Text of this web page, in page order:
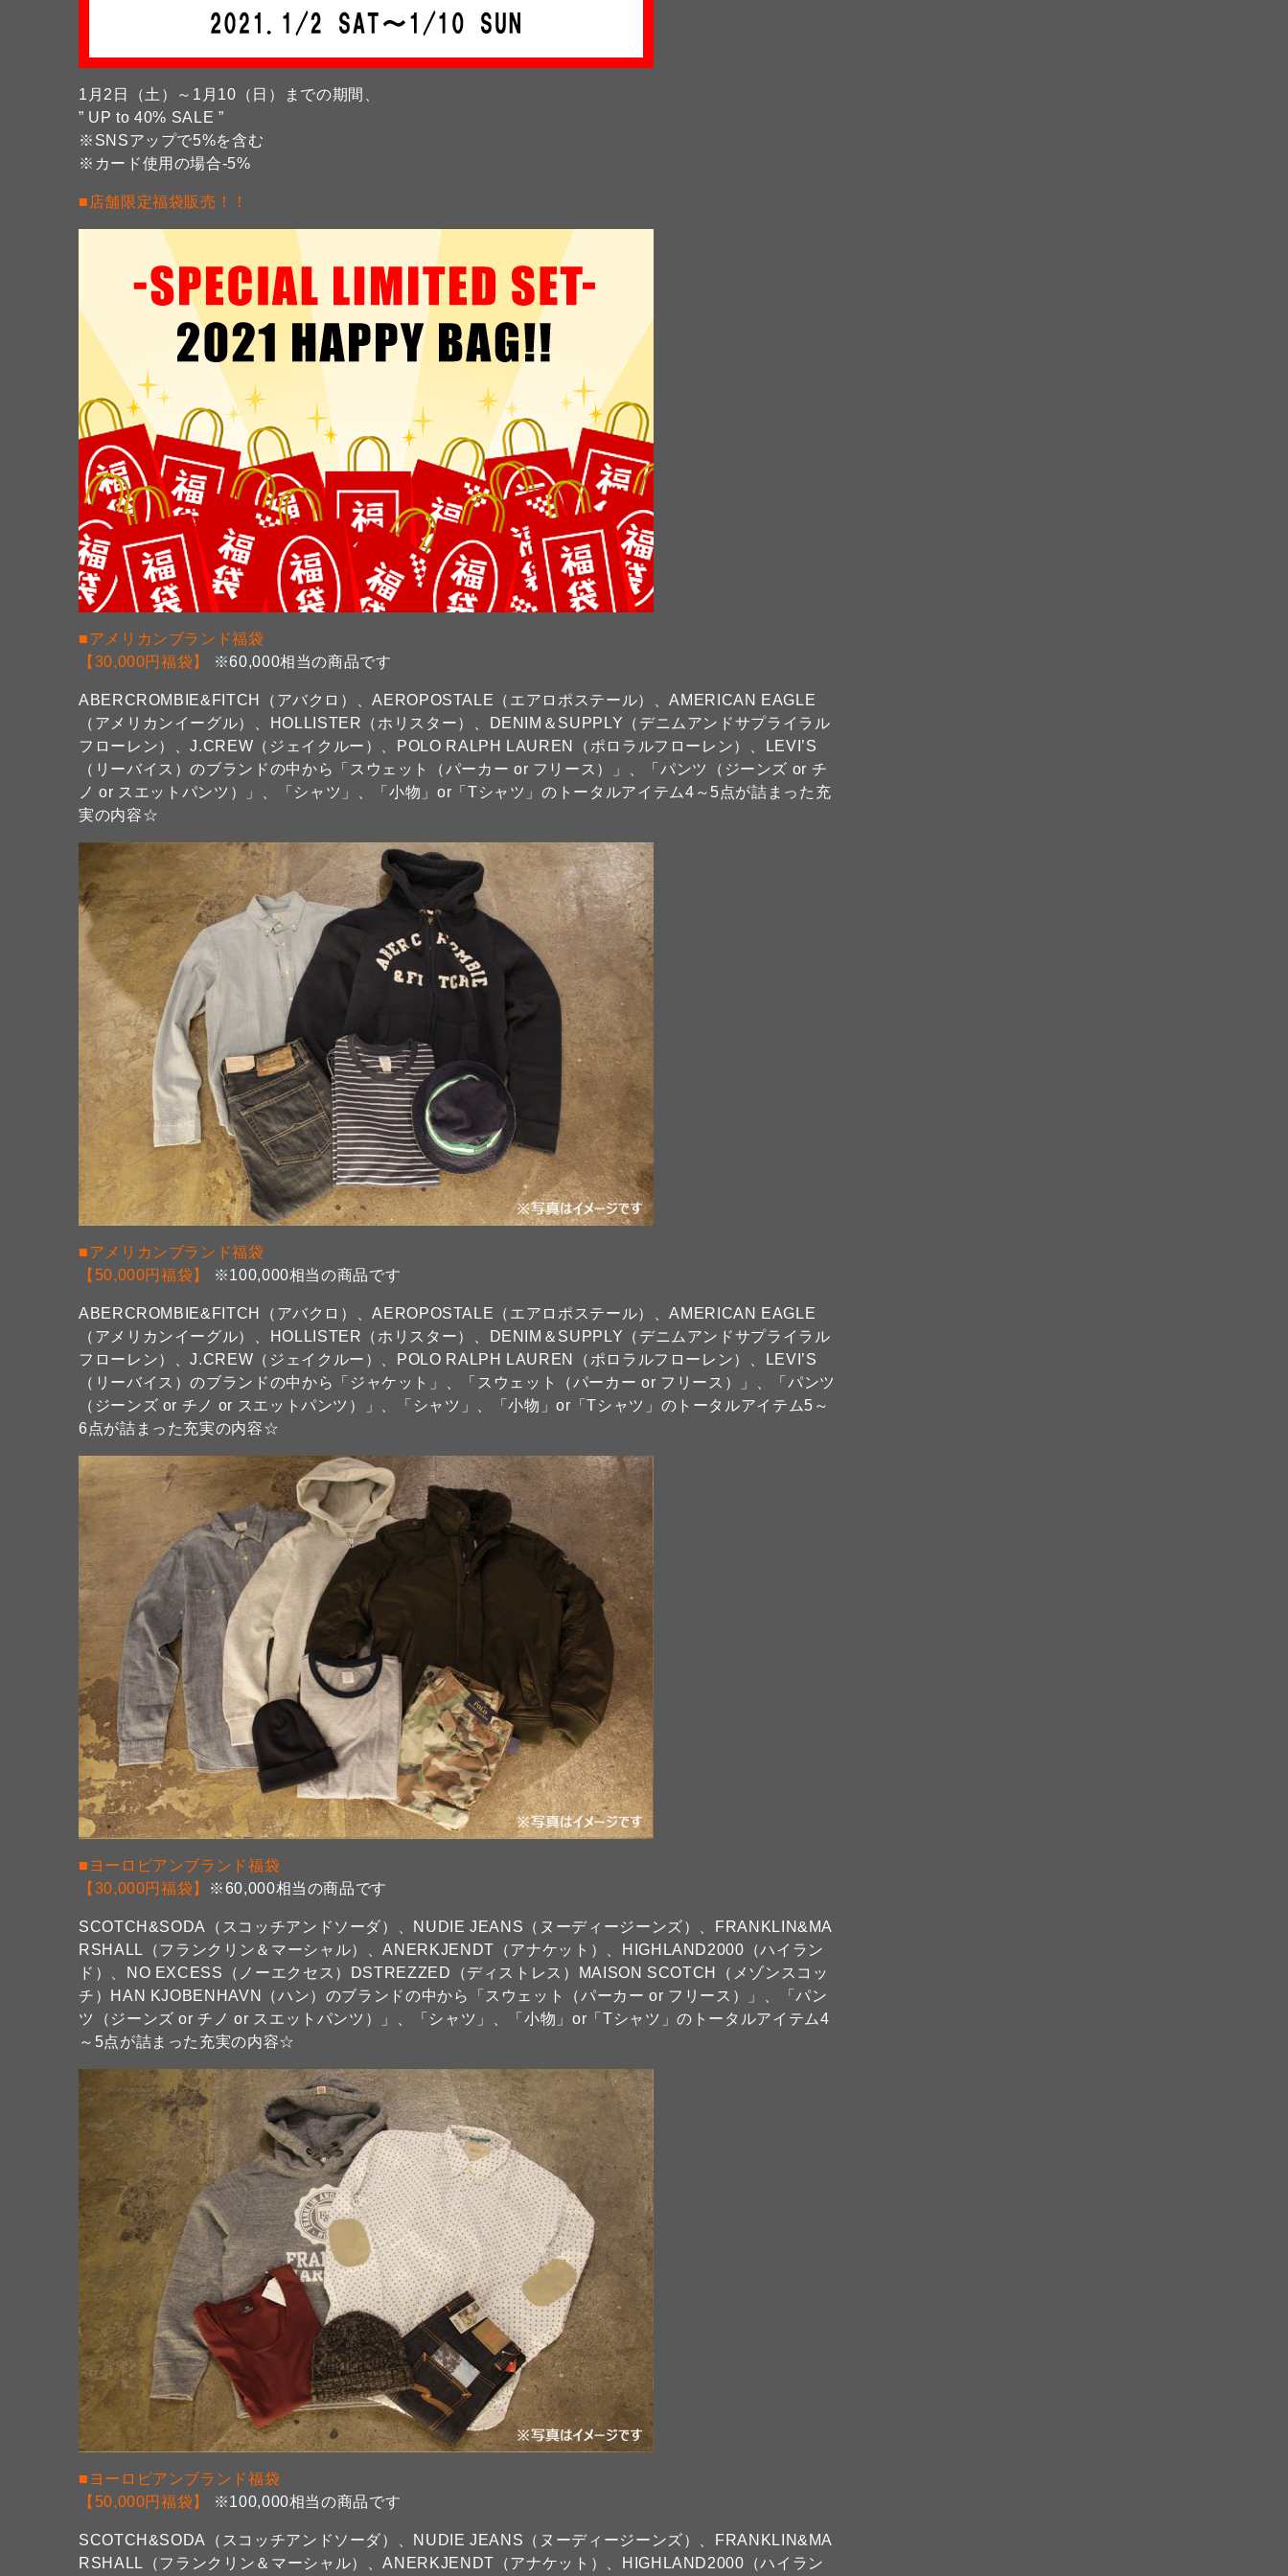
1月2日（土）～1月10（日）までの期間、
” UP to 40% SALE ”
※SNSアップで5%を含む
※カード使用の場合-5%
■店舗限定福袋販売！！
■アメリカンブランド福袋
【30,000円福袋】
※60,000相当の商品です
ABERCROMBIE&FITCH（アバクロ）、AEROPOSTALE（エアロポステール）、AMERICAN EAGLE
（アメリカンイーグル）、HOLLISTER（ホリスター）、DENIM＆SUPPLY（デニムアンドサプライラル
フローレン）、J.CREW（ジェイクルー）、POLO RALPH LAUREN（ポロラルフローレン）、LEVI’S
（リーバイス）のブランドの中から「スウェット（パーカー or フリース）」、「パンツ（ジーンズ or チ
ノ or スエットパンツ）」、「シャツ」、「小物」or「Tシャツ」のトータルアイテム4～5点が詰まった充
実の内容☆
■アメリカンブランド福袋
【50,000円福袋】
※100,000相当の商品です
ABERCROMBIE&FITCH（アバクロ）、AEROPOSTALE（エアロポステール）、AMERICAN EAGLE
（アメリカンイーグル）、HOLLISTER（ホリスター）、DENIM＆SUPPLY（デニムアンドサプライラル
フローレン）、J.CREW（ジェイクルー）、POLO RALPH LAUREN（ポロラルフローレン）、LEVI’S
（リーバイス）のブランドの中から「ジャケット」、「スウェット（パーカー or フリース）」、「パンツ
（ジーンズ or チノ or スエットパンツ）」、「シャツ」、「小物」or「Tシャツ」のトータルアイテム5～
6点が詰まった充実の内容☆
■ヨーロピアンブランド福袋
【30,000円福袋】
※60,000相当の商品です
SCOTCH&SODA（スコッチアンドソーダ）、NUDIE JEANS（ヌーディージーンズ）、FRANKLIN&MA
RSHALL（フランクリン＆マーシャル）、ANERKJENDT（アナケット）、HIGHLAND2000（ハイラン
ド）、NO EXCESS（ノーエクセス）DSTREZZED（ディストレス）MAISON SCOTCH（メゾンスコッ
チ）HAN KJOBENHAVN（ハン）のブランドの中から「スウェット（パーカー or フリース）」、「パン
ツ（ジーンズ or チノ or スエットパンツ）」、「シャツ」、「小物」or「Tシャツ」のトータルアイテム4
～5点が詰まった充実の内容☆
■ヨーロピアンブランド福袋
【50,000円福袋】
※100,000相当の商品です
SCOTCH&SODA（スコッチアンドソーダ）、NUDIE JEANS（ヌーディージーンズ）、FRANKLIN&MA
RSHALL（フランクリン＆マーシャル）、ANERKJENDT（アナケット）、HIGHLAND2000（ハイラン